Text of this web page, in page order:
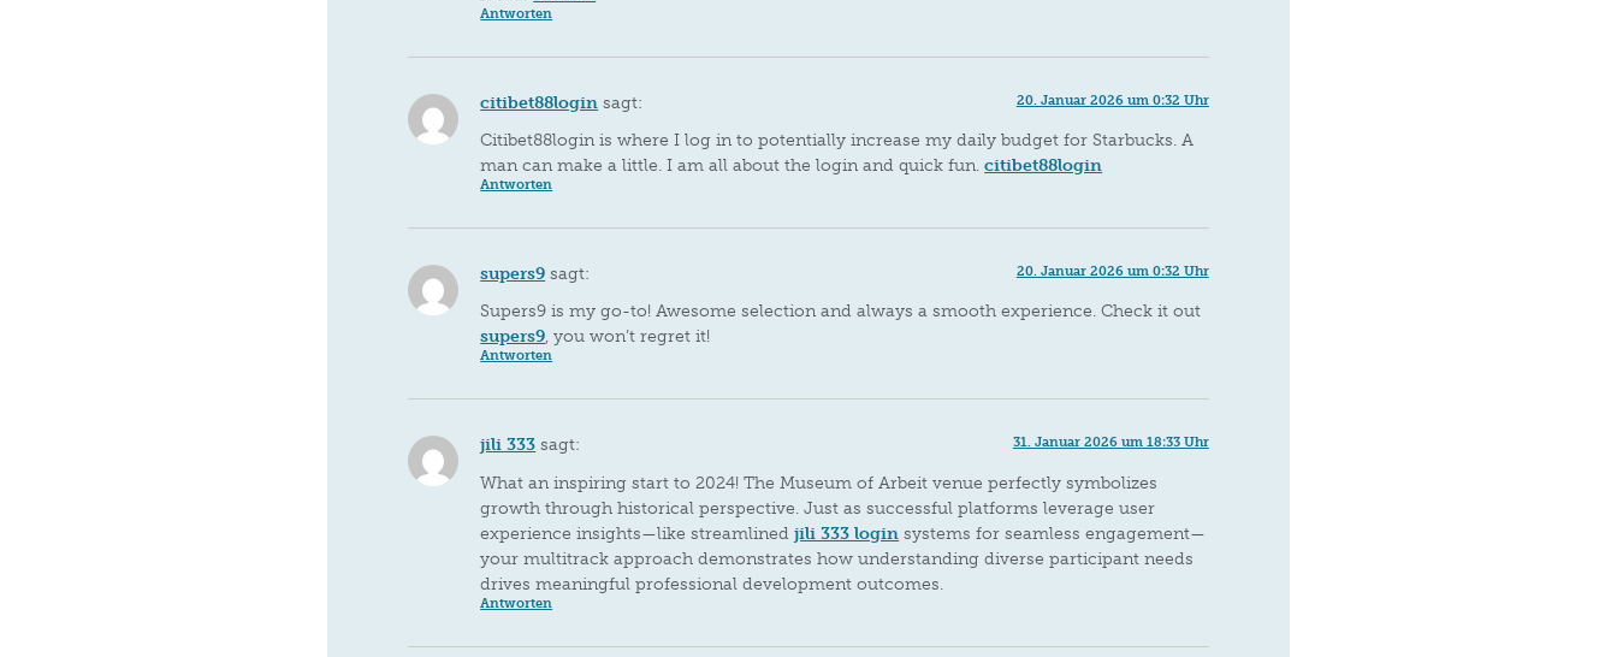
Antworten
citibet88login sagt: 20. Januar 2026 um 0:32 Uhr
Citibet88login is where I log in to potentially increase my daily budget for Starbucks. A
man can make a little. I am all about the login and quick fun.citibet88login
Antworten
supers9 sagt: 20. Januar 2026 um 0:32 Uhr
Supers9 is my go-to! Awesome selection and always a smooth experience. Check it out
supers9, you won’t regret it!
Antworten
jili 333 sagt: 31. Januar 2026 um 18:33 Uhr
What an inspiring start to 2024! The Museum of Arbeit venue perfectly symbolizes
growth through historical perspective. Just as successful platforms leverage user
experience insights—like streamlinedjili 333 login systems for seamless engagement—
your multitrack approach demonstrates how understanding diverse participant needs
drives meaningful professional development outcomes.
Antworten